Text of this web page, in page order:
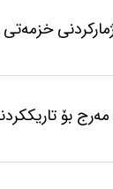
بۆ